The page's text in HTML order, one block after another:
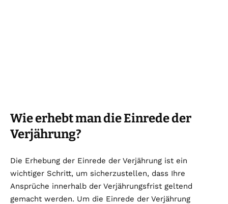
Wie erhebt man die Einrede der
Verjährung?
Die Erhebung der Einrede der Verjährung ist ein
wichtiger Schritt, um sicherzustellen, dass Ihre
Ansprüche innerhalb der Verjährungsfrist geltend
gemacht werden. Um die Einrede der Verjährung